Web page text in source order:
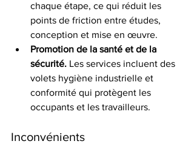
chaque étape, ce qui réduit les
points de friction entre études,
conception et mise en œuvre.
Promotion de la santé et de la
sécurité. Les services incluent des
volets hygiène industrielle et
conformité qui protègent les
occupants et les travailleurs.
Inconvénients